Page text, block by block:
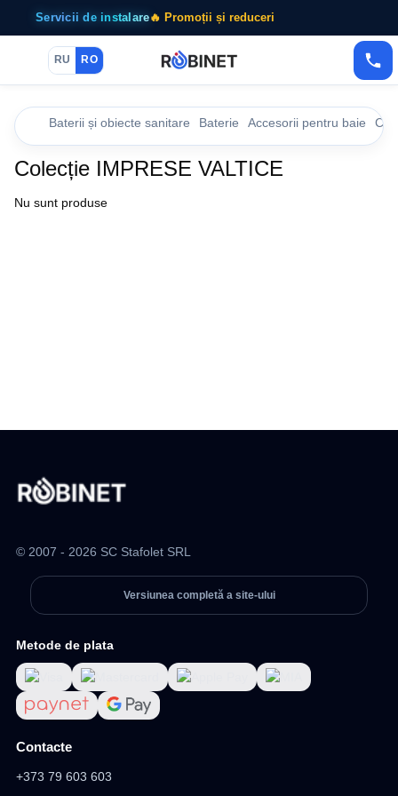
Servicii de instalare🔥 Promoții și reduceri
RU RO
Baterii și obiecte sanitare Baterie Accesorii pentru baie
Colecție IMPRESE VALTICE
Nu sunt produse
© 2007 - 2026 SC Stafolet SRL
Versiunea completă a site-ului
Metode de plata
Contacte
+373 79 603 603